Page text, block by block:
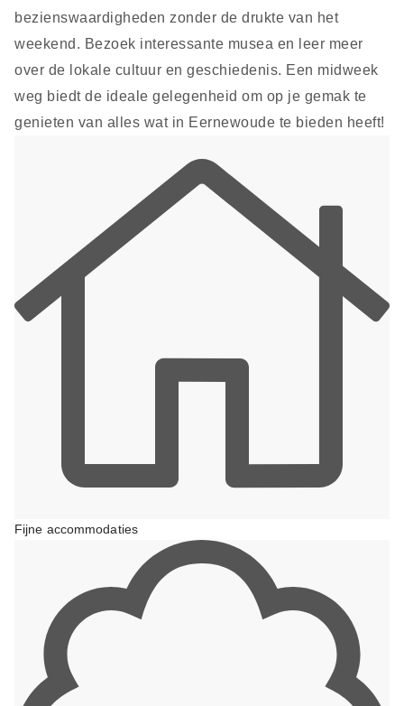
bezienswaardigheden zonder de drukte van het
weekend. Bezoek interessante musea en leer meer
over de lokale cultuur en geschiedenis. Een midweek
weg biedt de ideale gelegenheid om op je gemak te
genieten van alles wat in Eernewoude te bieden heeft!
Fijne accommodaties